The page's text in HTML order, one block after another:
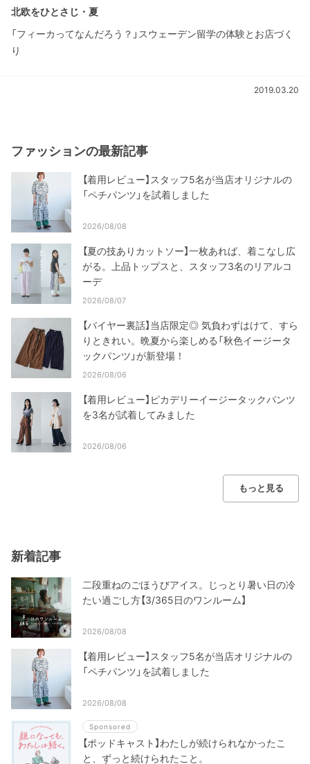
北欧をひとさじ・夏
「フィーカってなんだろう？」スウェーデン留学の体験とお店づく
り
2019.03.20
ファッションの最新記事
【着用レビュー】スタッフ5名が当店オリジナルの
「ペチパンツ」を試着しました
2026/08/08
【夏の技ありカットソー】一枚あれば、着こなし広
がる。上品トップスと、スタッフ3名のリアルコ
ーデ
2026/08/07
【バイヤー裏話】当店限定◎ 気負わずはけて、すら
りときれい。晩夏から楽しめる「秋色イージータ
ックパンツ」が新登場！
2026/08/06
【着用レビュー】ピカデリーイージータックパンツ
を3名が試着してみました
2026/08/06
もっと見る
新着記事
二段重ねのごほうびアイス。じっとり暑い日の冷
たい過ごし方【3/365日のワンルーム】
2026/08/08
【着用レビュー】スタッフ5名が当店オリジナルの
「ペチパンツ」を試着しました
2026/08/08
Sponsored
【ポッドキャスト】わたしが続けられなかったこ
と、ずっと続けられたこと。